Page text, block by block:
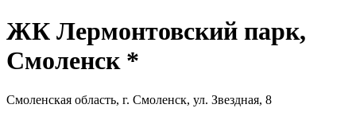
ЖК Лермонтовский парк,
Смоленск *
Смоленская область, г. Смоленск, ул. Звездная, 8